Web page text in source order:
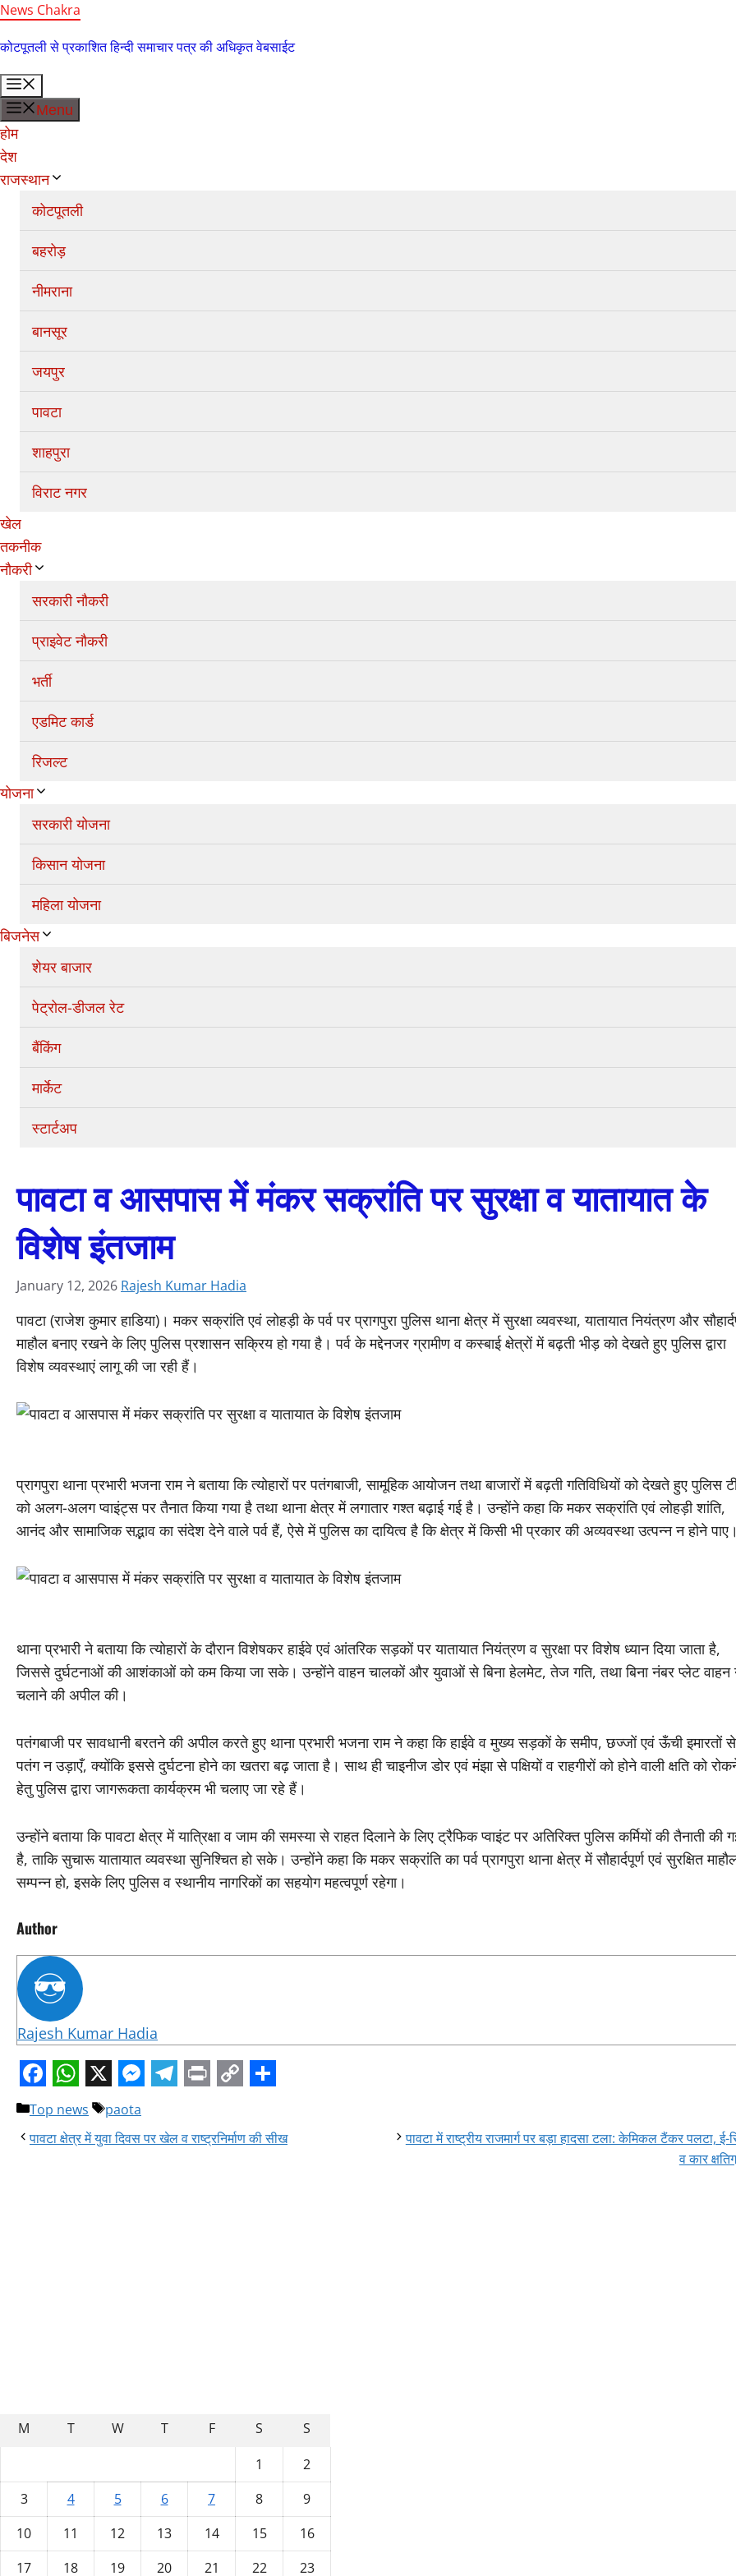
Skip
content
News Chakra
कोटपूतली से प्रकाशित हिन्दी समाचार पत्र की अधिकृत वेबसाईट
Menu
होम
देश
राजस्थान
कोटपूतली
बहरोड़
नीमराना
बानसूर
जयपुर
पावटा
शाहपुरा
विराट नगर
खेल
तकनीक
नौकरी
सरकारी नौकरी
प्राइवेट नौकरी
भर्ती
एडमिट कार्ड
रिजल्ट
योजना
सरकारी योजना
किसान योजना
महिला योजना
बिजनेस
शेयर बाजार
पेट्रोल-डीजल रेट
बैंकिंग
मार्केट
स्टार्टअप
पावटा व आसपास में मंकर सक्रांति पर सुरक्षा व यातायात के
विशेष इंतजाम
January 12, 2026 Rajesh Kumar Hadia
पावटा (राजेश कुमार हाडिया)। मकर सक्रांति एवं लोहड़ी के पर्व पर प्रागपुरा पुलिस थाना क्षेत्र में सुरक्षा व्यवस्था, यातायात नियंत्रण और
माहौल बनाए रखने के लिए पुलिस प्रशासन सक्रिय हो गया है। पर्व के मद्देनजर ग्रामीण व कस्बाई क्षेत्रों में बढ़ती भीड़ को देखते हुए पुलिस द्वारा
विशेष व्यवस्थाएं लागू की जा रही हैं।
प्रागपुरा थाना प्रभारी भजना राम ने बताया कि त्योहारों पर पतंगबाजी, सामूहिक आयोजन तथा बाजारों में बढ़ती गतिविधियों को देखते हुए पुलिस
को अलग-अलग प्वाइंट्स पर तैनात किया गया है तथा थाना क्षेत्र में लगातार गश्त बढ़ाई गई है। उन्होंने कहा कि मकर सक्रांति एवं लोहड़ी शांति,
आनंद और सामाजिक सद्भाव का संदेश देने वाले पर्व हैं, ऐसे में पुलिस का दायित्व है कि क्षेत्र में किसी भी प्रकार की अव्यवस्था उत्पन्न न होने
थाना प्रभारी ने बताया कि त्योहारों के दौरान विशेषकर हाईवे एवं आंतरिक सड़कों पर यातायात नियंत्रण व सुरक्षा पर विशेष ध्यान दिया जाता है,
जिससे दुर्घटनाओं की आशंकाओं को कम किया जा सके। उन्होंने वाहन चालकों और युवाओं से बिना हेलमेट, तेज गति, तथा बिना नंबर प्लेट वाहन
चलाने की अपील की।
पतंगबाजी पर सावधानी बरतने की अपील करते हुए थाना प्रभारी भजना राम ने कहा कि हाईवे व मुख्य सड़कों के समीप, छज्जों एवं ऊँची इमारतों से
पतंग न उड़ाएँ, क्योंकि इससे दुर्घटना होने का खतरा बढ़ जाता है। साथ ही चाइनीज डोर एवं मंझा से पक्षियों व राहगीरों को होने वाली क्षति को
हेतु पुलिस द्वारा जागरूकता कार्यक्रम भी चलाए जा रहे हैं।
उन्होंने बताया कि पावटा क्षेत्र में यात्रिक्षा व जाम की समस्या से राहत दिलाने के लिए ट्रैफिक प्वाइंट पर अतिरिक्त पुलिस कर्मियों की तैनाती की
है, ताकि सुचारू यातायात व्यवस्था सुनिश्चित हो सके। उन्होंने कहा कि मकर सक्रांति का पर्व प्रागपुरा थाना क्षेत्र में सौहार्दपूर्ण एवं सुरक्षित
सम्पन्न हो, इसके लिए पुलिस व स्थानीय नागरिकों का सहयोग महत्वपूर्ण रहेगा।
Author
Rajesh Kumar Hadia
Facebook
WhatsApp
X Messenger
Link
Categories
Top news Tags
paota
पावटा क्षेत्र में युवा दिवस पर खेल व राष्ट्रनिर्माण की सीख
पावटा में राष्ट्रीय राजमार्ग पर बड़ा हादसा टला: केमिकल टैंकर पलटा, ई-
व कार
M T W T F S
S
1
2
3
4 5 6 7 8
9
10
11 12 13 14 15
16
17
18 19 20 21 22
23